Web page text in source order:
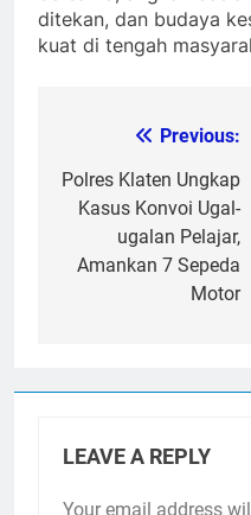
ditekan, dan budaya
kuat di tengah
navigation
Previous:
Polres Klaten Ungkap
Kasus Konvoi Ugal-
ugalan Pelajar,
Amankan 7 Sepeda
Motor
LEAVE A REPLY
Your email address